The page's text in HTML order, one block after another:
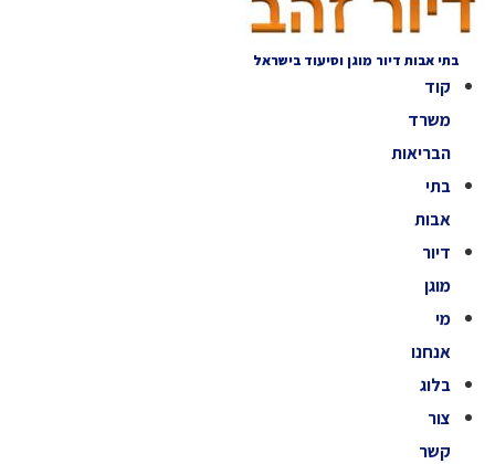
בתי אבות דיור מוגן וסיעוד בישראל
קוד
משרד
הבריאות
בתי
אבות
דיור
מוגן
מי
אנחנו
בלוג
צור
קשר